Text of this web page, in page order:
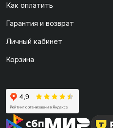
Как оплатить
Гарантия и возврат
Личный кабинет
Корзина